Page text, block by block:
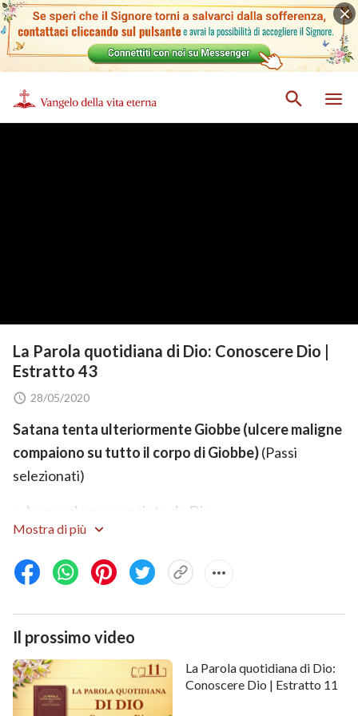
La Parola quotidiana di Dio: Conoscere Dio |
Estratto 43
28/05/2020
Satana tenta ulteriormente Giobbe (ulcere maligne
compaiono su tutto il corpo di Giobbe)(Passi
selezionati)
a. Le parole pronunciate da Dio
Mio servo Giobbe? Non ce n’è un altro sulla terra che
Egli si mantiene saldo nella sua integrità benché tu Mi
abbia incitato contro di lui per rovinarlo senza alcun
motivo”.
Giobbe 2:6 E Jahvè disse a Satana: “Ebbene esso è in
Mostra di più
Il prossimo video
La Parola quotidiana di Dio:
Conoscere Dio | Estratto 11